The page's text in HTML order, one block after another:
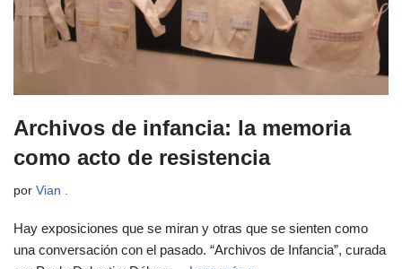
Archivos de infancia: la memoria
como acto de resistencia
por Vian .
Hay exposiciones que se miran y otras que se sienten como
una conversación con el pasado. “Archivos de Infancia”, curada